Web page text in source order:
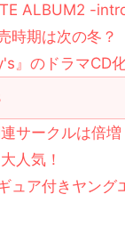
ALBUM2 -
時期は次の冬？
』のドラマCD
サークルは倍
人気！
ュア付きヤング